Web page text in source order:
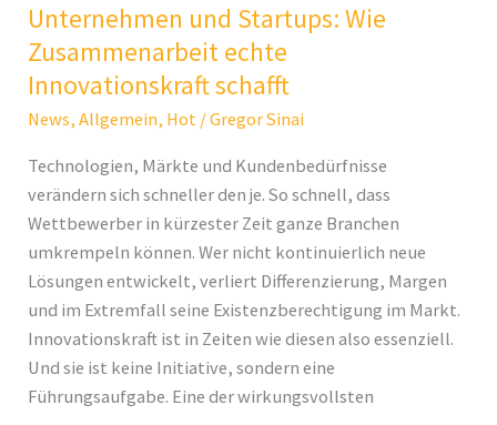
Unternehmen und Startups: Wie
Zusammenarbeit echte
Innovationskraft schafft
News,Allgemein, Hot /Gregor Sinai
Technologien, Märkte und Kundenbedürfnisse
verändern sich schneller den je. So schnell, dass
Wettbewerber in kürzester Zeit ganze Branchen
umkrempeln können. Wer nicht kontinuierlich neue
Lösungen entwickelt, verliert Differenzierung, Margen
und im Extremfall seine Existenzberechtigung im Markt.
Innovationskraft ist in Zeiten wie diesen also essenziell.
Und sie ist keine Initiative, sondern eine
Führungsaufgabe. Eine der wirkungsvollsten
Startups:
Wie
Zusammenarbeit
Innovationskraft
schafft